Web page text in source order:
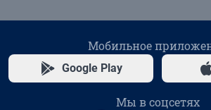
Мобильное
Google Play
Мы в соцсетях